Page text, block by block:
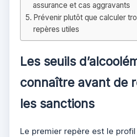
assurance et cas aggravants
Prévenir plutôt que calculer
repères utiles
Les seuils
connaître avant de
les sanctions
Le premier repère est le